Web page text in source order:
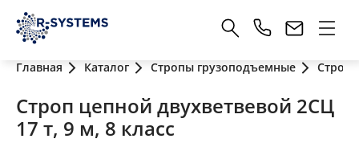
Главная Каталог Стропы грузоподъемные
Строп цепной двухветвевой 2СЦ
17 т, 9 м, 8 класс